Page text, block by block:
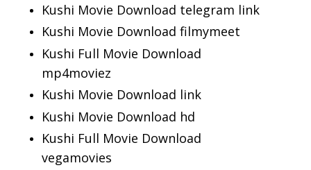
Kushi Movie Download telegram link
Kushi Movie Download filmymeet
Kushi Full Movie Download
mp4moviez
Kushi Movie Download link
Kushi Movie Download hd
Kushi Full Movie Download
vegamovies